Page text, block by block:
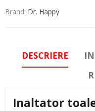
Brand: Dr. Happy
DESCRIERE
Inaltator